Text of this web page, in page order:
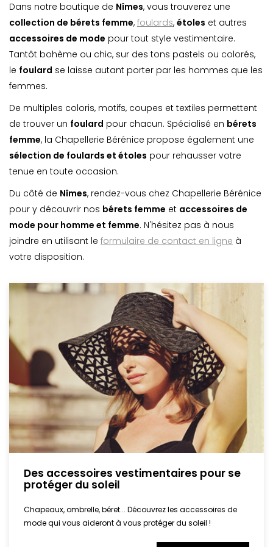
Dans notre boutique de Nîmes, vous trouverez une
collection de bérets femme, foulards, étoles et autres
accessoires de mode pour tout style vestimentaire.
Tantôt bohème ou chic, sur des tons pastels ou colorés,
le foulard se laisse autant porter par les hommes que les
femmes.
De multiples coloris, motifs, coupes et textiles permettent
de trouver un foulard pour chacun. Spécialisé en bérets
femme, la Chapellerie Bérénice propose également une
sélection de foulards et étoles pour rehausser votre
tenue en toute occasion.
Du côté de Nîmes, rendez-vous chez Chapellerie Bérénice
pour y découvrir nos bérets femme et accessoires de
mode pour homme et femme. N'hésitez pas à nous
joindre en utilisant le formulaire de contact en ligne à
votre disposition.
Des accessoires vestimentaires pour se
protéger du soleil
Chapeaux, ombrelle, béret... Découvrez les accessoires de
mode qui vous aideront à vous protéger du soleil !